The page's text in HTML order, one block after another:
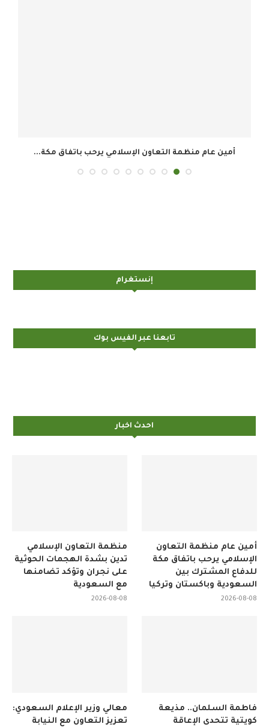
أمين عام منظمة التعاون الإسلامي يرحب باتفاق مكة...
إنستغرام
تابعنا عبر الفيس بوك
احدث اخبار
منظمة التعاون الإسلامي
تدين بشدة الهجمات الحوثية
على نجران وتؤكد تضامنها
مع السعودية
2026-08-08
أمين عام منظمة التعاون
الإسلامي يرحب باتفاق مكة
للدفاع المشترك بين
السعودية وباكستان وتركيا
2026-08-08
معالي وزير الإعلام السعودي:
تعزيز التعاون مع النيابة
فاطمة السلمان.. مذيعة
كويتية تتحدى الإعاقة